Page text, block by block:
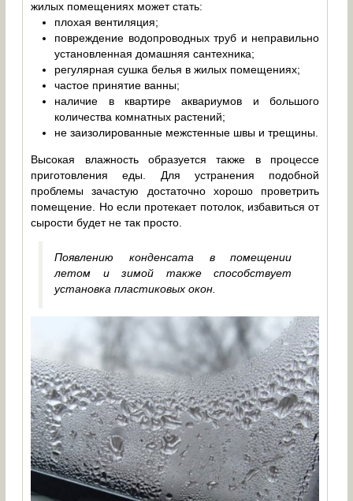
жилых помещениях может стать:
плохая вентиляция;
повреждение водопроводных труб и неправильно
установленная домашняя сантехника;
регулярная сушка белья в жилых помещениях;
частое принятие ванны;
наличие в квартире аквариумов и большого
количества комнатных растений;
не заизолированные межстенные швы и трещины.
Высокая влажность образуется также в процессе
приготовления еды. Для устранения подобной
проблемы зачастую достаточно хорошо проветрить
помещение. Но если протекает потолок, избавиться от
сырости будет не так просто.
Появлению конденсата в помещении
летом и зимой также способствует
установка пластиковых окон.